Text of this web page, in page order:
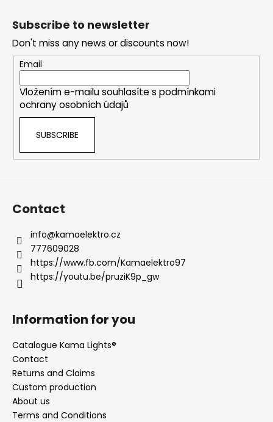
Subscribe to newsletter
Don't miss any news or discounts now!
Email
Vložením e-mailu souhlasíte s podmínkami
ochrany osobních údajů
SUBSCRIBE
Contact
info@kamaelektro.cz
777609028
https://www.fb.com/Kamaelektro97
https://youtu.be/pruziK9p_gw
Information for you
Catalogue Kama Lights®
Contact
Returns and Claims
Custom production
About us
Terms and Conditions